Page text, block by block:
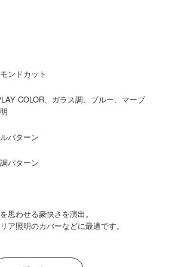
ンドカット
COLOR、ガラス調、ブルー、マーブ
パターン
パターン
思わせる豪快さを演出。
ア照明のカバーなどに最適です。